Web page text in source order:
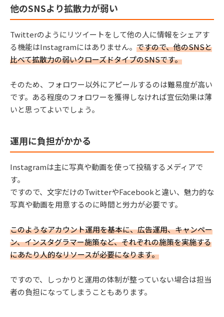
他のSNSより拡散力が弱い
Twitterのようにリツイートをして他の人に情報をシェアす
る機能はInstagramにはありません。 ですので、他のSNSと
比べて拡散力の弱いクローズドタイプのSNSです。
そのため、フォロワー以外にアピールするのは難易度が高い
です。ある程度のフォロワーを獲得しなければ宣伝効果は薄
いと思ってよいでしょう。
運用に負担がかかる
Instagramは主に写真や動画を使って投稿するメディアで
す。
ですので、文字だけのTwitterやFacebookと違い、魅力的な
写真や動画を用意するのに時間と労力が必要です。
このようなアカウント運用を基本に、広告運用、キャンペー
ン、インスタグラマー施策など、それぞれの施策を実施する
にあたり人的なリソースが必要になります。
ですので、しっかりと運用の体制が整っていない場合は担当
者の負担になってしまうこともあります。